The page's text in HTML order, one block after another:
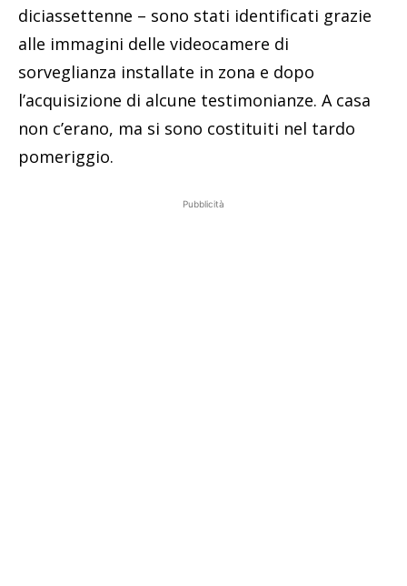
diciassettenne – sono stati identificati grazie
alle immagini delle videocamere di
sorveglianza installate in zona e dopo
l’acquisizione di alcune testimonianze. A casa
non c’erano, ma si sono costituiti nel tardo
pomeriggio.
Pubblicità